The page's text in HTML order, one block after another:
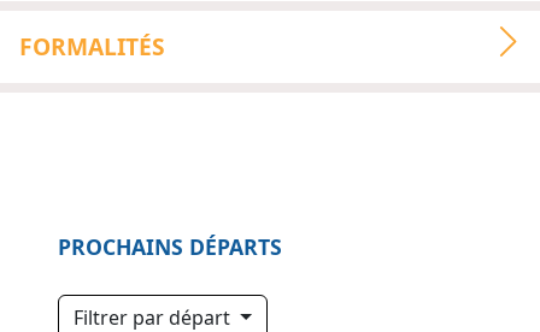
FORMALITÉS
PROCHAINS DÉPARTS
Filtrer par départ